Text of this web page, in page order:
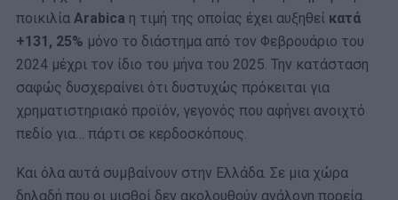
ποικιλία Arabica η τιμή της οποίας έχει αυξηθεί κατά
+131, 25% μόνο το διάστημα από τον Φεβρουάριο του
2024 μέχρι τον ίδιο του μήνα του 2025. Την κατάσταση
σαφώς δυσχεραίνει ότι δυστυχώς πρόκειται για
χρηματιστηριακό προϊόν, γεγονός που αφήνει ανοιχτό
πεδίο για… πάρτι σε κερδοσκόπους.
Και όλα αυτά συμβαίνουν στην Ελλάδα. Σε μια χώρα
δηλαδή που οι μισθοί δεν ακολουθούν ανάλογη πορεία.